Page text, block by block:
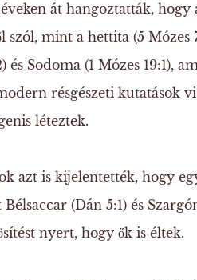
át hangoztatták,
szól, mint a hettita (5 Mózes
és Sodoma (1 Mózes 19:1),
résgészeti kutatások
léteztek.
azt is kijelentették, hogy
(Dán 5:1) és
nyert, hogy ők is éltek.